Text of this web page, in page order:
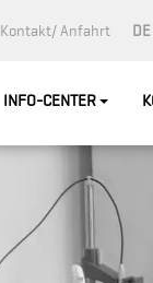
Kontakt/ Anfahrt DE
INFO-CENTER